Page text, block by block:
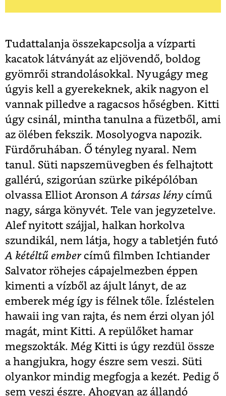
Tudattalanja összekapcsolja a vízparti
kacatok látványát az eljövendő, boldog
gyömrői strandolásokkal. Nyugágy meg
úgyis kell a gyerekeknek, akik nagyon el
vannak pilledve a ragacsos hőségben. Kitti
úgy csinál, mintha tanulna a füzetből, ami
az ölében fekszik. Mosolyogva napozik.
Fürdőruhában. Ő tényleg nyaral. Nem
tanul. Süti napszemüvegben és felhajtott
gallérú, szigorúan szürke piképólóban
olvassa Elliot AronsonA társas lény című
nagy, sárga könyvét. Tele van jegyzetelve.
Alef nyitott szájjal, halkan horkolva
szundikál, nem látja, hogy a tabletjén futó
A kétéltű ember című filmben Ichtiander
Salvator röhejes cápajelmezben éppen
kimenti a vízből az ájult lányt, de az
emberek még így is félnek tőle. Ízléstelen
hawaii ing van rajta, és nem érzi olyan jól
magát, mint Kitti. A repülőket hamar
megszokták. Még Kitti is úgy rezdül össze
a hangjukra, hogy észre sem veszi. Süti
olyankor mindig megfogja a kezét. Pedig ő
sem veszi észre. Ahogyan az állandó